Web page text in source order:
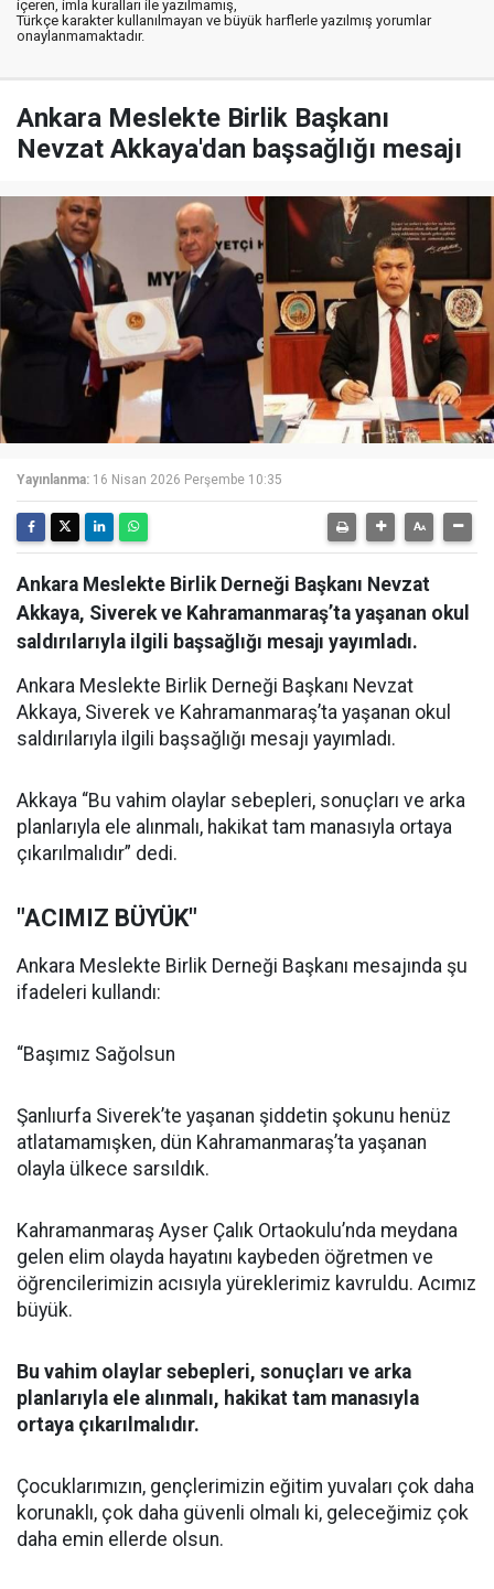
içeren, imla kuralları ile yazılmamış,
Türkçe karakter kullanılmayan ve büyük harflerle yazılmış yorumlar
onaylanmamaktadır.
Ankara Meslekte Birlik Başkanı
Nevzat Akkaya'dan başsağlığı mesajı
Yayınlanma: 16 Nisan 2026 Perşembe 10:35
Ankara Meslekte Birlik Derneği Başkanı Nevzat
Akkaya, Siverek ve Kahramanmaraş’ta yaşanan okul
saldırılarıyla ilgili başsağlığı mesajı yayımladı.
Ankara Meslekte Birlik Derneği Başkanı Nevzat
Akkaya, Siverek ve Kahramanmaraş’ta yaşanan okul
saldırılarıyla ilgili başsağlığı mesajı yayımladı.
Akkaya “Bu vahim olaylar sebepleri, sonuçları ve arka
planlarıyla ele alınmalı, hakikat tam manasıyla ortaya
çıkarılmalıdır” dedi.
"ACIMIZ BÜYÜK"
Ankara Meslekte Birlik Derneği Başkanı mesajında şu
ifadeleri kullandı:
“Başımız Sağolsun
Şanlıurfa Siverek’te yaşanan şiddetin şokunu henüz
atlatamamışken, dün Kahramanmaraş’ta yaşanan
olayla ülkece sarsıldık.
Kahramanmaraş Ayser Çalık Ortaokulu’nda meydana
gelen elim olayda hayatını kaybeden öğretmen ve
öğrencilerimizin acısıyla yüreklerimiz kavruldu. Acımız
büyük.
Bu vahim olaylar sebepleri, sonuçları ve arka
planlarıyla ele alınmalı, hakikat tam manasıyla
ortaya çıkarılmalıdır.
Çocuklarımızın, gençlerimizin eğitim yuvaları çok daha
korunaklı, çok daha güvenli olmalı ki, geleceğimiz çok
daha emin ellerde olsun.